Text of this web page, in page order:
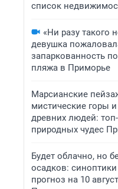
список
«Ни разу такого
девушка
запаркованность
пляжа в Приморье
Марсианские
мистические горы
древних людей:
природных чудес
Будет облачно, но
осадков:
прогноз на 10